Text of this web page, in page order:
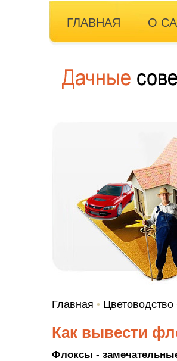
ГЛАВНАЯ О
Главная • Цветоводство
Как вывести
Флоксы -